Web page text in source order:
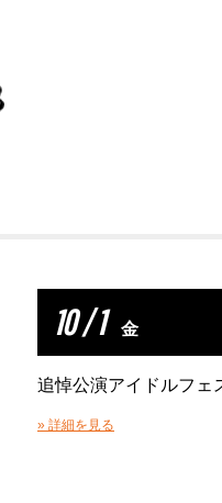
10 / 1 金
追悼公演アイドルフェ
» 詳細を見る